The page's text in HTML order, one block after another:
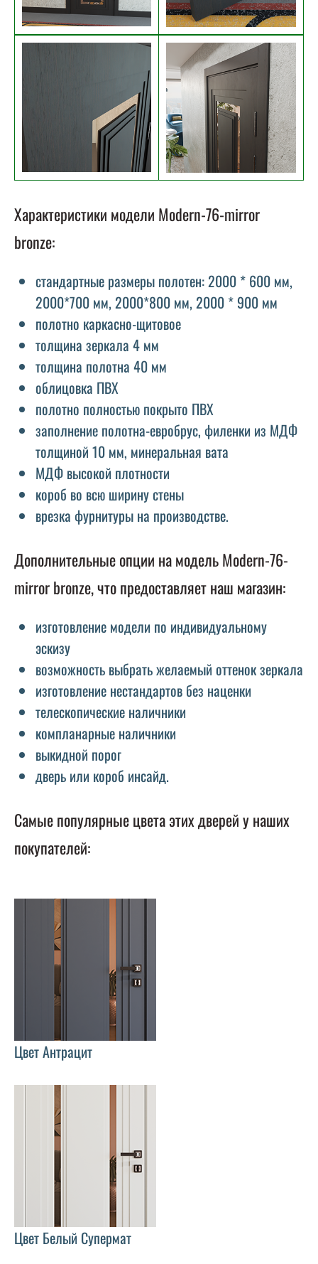
Характеристики модели Modern-76-mirror
bronze:
стандартные размеры полотен: 2000 * 600 мм,
2000*700 мм, 2000*800 мм, 2000 * 900 мм
полотно каркасно-щитовое
толщина зеркала 4 мм
толщина полотна 40 мм
облицовка ПВХ
полотно полностью покрыто ПВХ
заполнение полотна-евробрус, филенки из МДФ
толщиной 10 мм, минеральная вата
МДФ высокой плотности
короб во всю ширину стены
врезка фурнитуры на производстве.
Дополнительные опции на модель Modern-76-
mirror bronze, что предоставляет наш магазин:
изготовление модели по индивидуальному
эскизу
возможность выбрать желаемый оттенок зеркала
изготовление нестандартов без наценки
телескопические наличники
компланарные наличники
выкидной порог
дверь или короб инсайд.
Самые популярные цвета этих дверей у наших
покупателей:
Цвет Антрацит
Цвет Белый Супермат